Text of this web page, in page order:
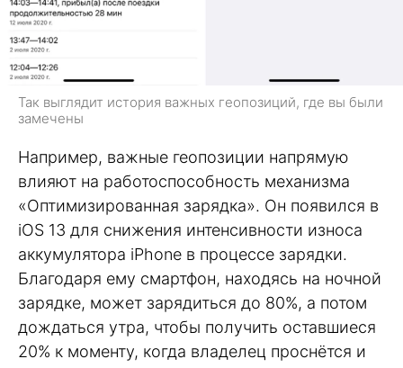
Так выглядит история важных геопозиций, где вы были
замечены
Например, важные геопозиции напрямую
влияют на работоспособность механизма
«Оптимизированная зарядка». Он появился в
iOS 13 для снижения интенсивности износа
аккумулятора iPhone в процессе зарядки.
Благодаря ему смартфон, находясь на ночной
зарядке, может зарядиться до 80%, а потом
дождаться утра, чтобы получить оставшиеся
20% к моменту, когда владелец проснётся и